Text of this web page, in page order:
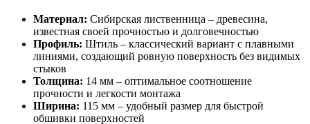
Материал: Сибирская лиственница – древесина,
известная своей прочностью и долговечностью
Профиль: Штиль – классический вариант с плавными
линиями, создающий ровную поверхность без видимых
стыков
Толщина: 14 мм – оптимальное соотношение
прочности и легкости монтажа
Ширина: 115 мм – удобный размер для быстрой
обшивки поверхностей